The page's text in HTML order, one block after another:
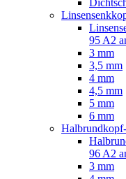
95 A2
3 mm
3,5 mm
4 mm
4,5 mm
5 mm
6 mm
96 A2
3 mm